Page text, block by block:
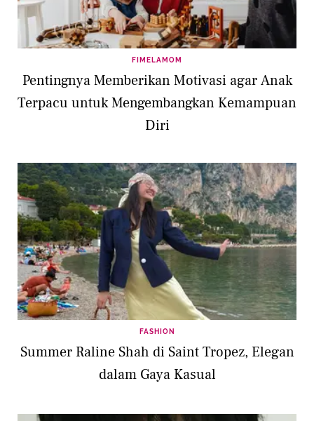
FIMELAMOM
Pentingnya Memberikan Motivasi agar Anak
Terpacu untuk Mengembangkan Kemampuan
Diri
FASHION
Summer Raline Shah di Saint Tropez, Elegan
dalam Gaya Kasual